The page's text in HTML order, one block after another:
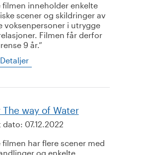
filmen inneholder enkelte
scener og skildringer av
voksenpersoner i utrygge
Filmen får derfor
9 år.
Detaljer
The way of Water
dato: 07.12.2022
filmen har flere scener med
og enkelte